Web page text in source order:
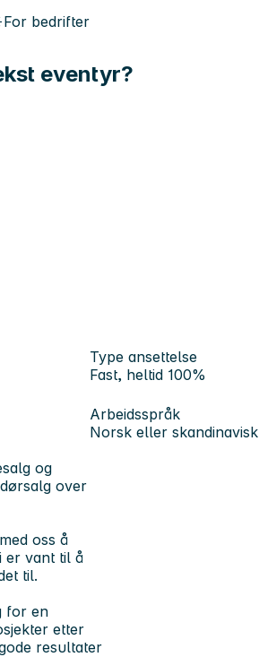
For bedrifter
eventyr?
Type ansettelse
Fast, heltid 100%
Arbeidsspråk
Norsk eller skandinavisk
og
over
oss å
er vant til å
til.
for en
etter
resultater